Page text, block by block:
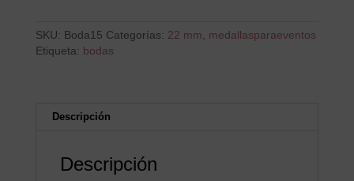
cantidad
SKU: Boda15 Categorías: 22 mm, medallasparaeventos
Etiqueta: bodas
Descripción
Descripción